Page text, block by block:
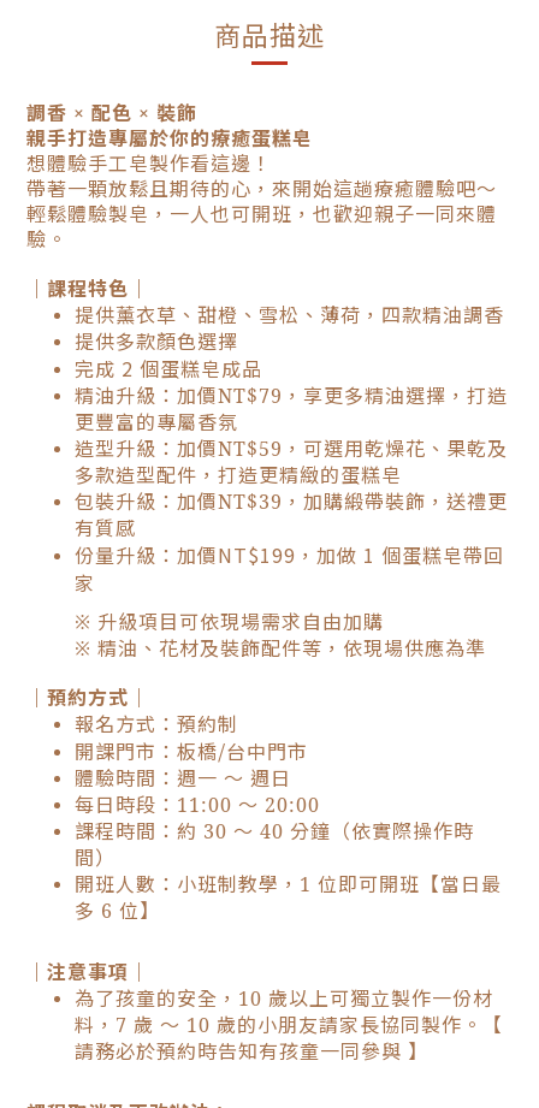
商品描述
調香 × 配色 × 裝飾
親手打造專屬於你的療癒蛋糕皂
想體驗手工皂製作看這邊！
帶著一顆放鬆且期待的心，來開始這趟療癒體驗吧～
輕鬆體驗製皂，一人也可開班，也歡迎親子一同來體
驗。
｜課程特色｜
提供薰衣草、甜橙、雪松、薄荷，四款精油調香
提供多款顏色選擇
完成 2 個蛋糕皂成品
精油升級：加價NT$79，享更多精油選擇，打造
更豐富的專屬香氛
造型升級：加價NT$59，可選用乾燥花、果乾及
多款造型配件，打造更精緻的蛋糕皂
包裝升級：加價NT$39，加購緞帶裝飾，送禮更
有質感
份量升級：加價NT$199，加做 1 個蛋糕皂帶回
家
※ 升級項目可依現場需求自由加購
※ 精油、花材及裝飾配件等，依現場供應為準
｜預約方式｜
報名方式：預約制
開課門市：板橋/台中門市
體驗時間：週一 ～ 週日
每日時段：11:00 ～ 20:00
課程時間：約 30 ～ 40 分鐘（依實際操作時
間）
開班人數：小班制教學，1 位即可開班【當日最
多 6 位】
｜注意事項｜
為了孩童的安全，10 歲以上可獨立製作一份材
料，7 歲 ～ 10 歲的小朋友請家長協同製作。【
請務必於預約時告知有孩童一同參與 】